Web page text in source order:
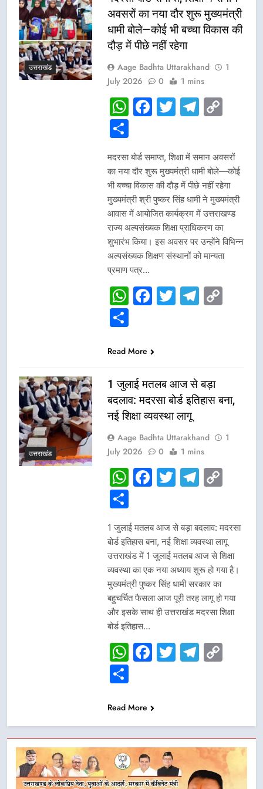
उत्तराखंड
अवसरों का नया दौर शुरू मुख्यमंत्री
धामी बोले—कोई भी बच्चा विकास की
दौड़ में पीछे नहीं रहेगा
Aage Badhta Uttarakhand
1
July 2026
0 1 mins
WhatsApp
Facebook
Twitter
Share
मदरसा बोर्ड समाप्त, शिक्षा में समान अवसरों
का नया दौर शुरू मुख्यमंत्री धामी बोले—कोई
भी बच्चा विकास की दौड़ में पीछे नहीं रहेगा
मुख्यमंत्री श्री पुष्कर सिंह धामी ने मुख्यमंत्री
आवास में आयोजित कार्यक्रम में उत्तराखण्ड
राज्य अल्पसंख्यक शिक्षा प्राधिकरण का
शुभारंभ किया। इस अवसर पर उन्होंने विभिन्न
अल्पसंख्यक शिक्षण संस्थानों को मान्यता
प्रमाण पत्र…
WhatsApp
Facebook
Twitter
Share
Read More
उत्तराखंड
1 जुलाई मतलब आज से बड़ा
बदलाव: मदरसा बोर्ड इतिहास बना,
नई शिक्षा व्यवस्था लागू
Aage Badhta Uttarakhand
1
July 2026
0 1 mins
WhatsApp
Facebook
Twitter
Share
1 जुलाई मतलब आज से बड़ा बदलाव: मदरसा
बोर्ड इतिहास बना, नई शिक्षा व्यवस्था लागू
उत्तराखंड में 1 जुलाई मतलब आज से शिक्षा
व्यवस्था का एक नया अध्याय शुरू हो गया है।
मुख्यमंत्री पुष्कर सिंह धामी सरकार का
बहुचर्चित फैसला आज पूरी तरह लागू हो गया
और इसके साथ ही उत्तराखंड मदरसा शिक्षा
बोर्ड इतिहास…
WhatsApp
Facebook
Twitter
Share
Read More